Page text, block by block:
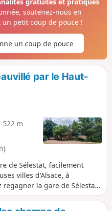
gratuites et pratiques
soutenez-nous en
petit coup de pouce !
un coup de pouce
par le Haut-
-522 m
de Sélestat, facilement
villes d'Alsace, à
regagner la gare de Sélestat
un magnifique
la sortie de Sélestat, avec